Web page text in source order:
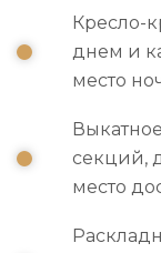
Кресло-
днем и
место
секций,
место